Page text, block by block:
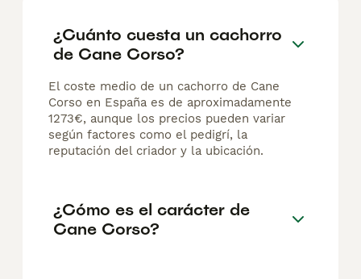
¿Cuánto cuesta un cachorro
de Cane Corso?
El coste medio de un cachorro de Cane
Corso en España es de aproximadamente
1273€, aunque los precios pueden variar
según factores como el pedigrí, la
reputación del criador y la ubicación.
¿Cómo es el carácter de
Cane Corso?